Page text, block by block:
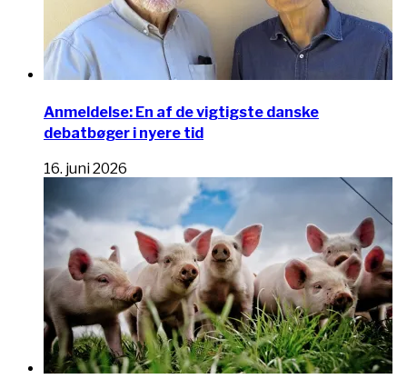
Anmeldelse: En af de vigtigste danske
debatbøger i nyere tid
16. juni 2026